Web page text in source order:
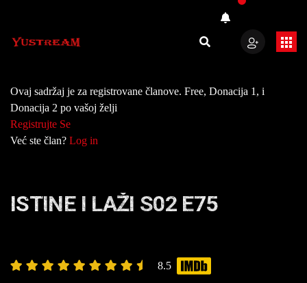
Ovaj sadržaj je za registrovane članove. Free, Donacija 1, i
Donacija 2 po vašoj želji
Registrujte Se
Već ste član? Log in
ISTINE I LAŽI S02 E75
8.5